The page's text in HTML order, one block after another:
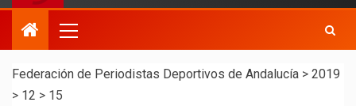
Federación de Periodistas Deportivos de Andalucía > 2019
> 12 > 15